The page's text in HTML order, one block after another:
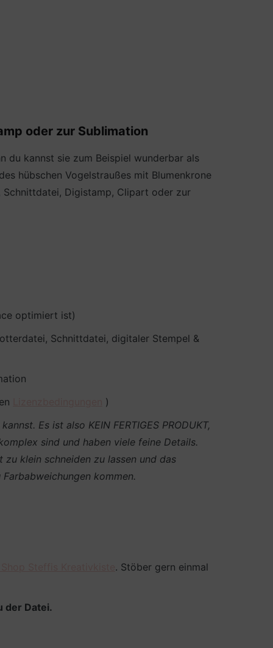
oder zur Sublimation
du kannst sie zum Beispiel wunderbar als
hübschen Vogelstraußes mit Blumenkrone
Schnittdatei, Digistamp, Clipart oder zur
optimiert ist)
Schnittdatei, digitaler Stempel &
)
Es ist also KEIN FERTIGES PRODUKT,
sind und haben viele feine Details.
klein schneiden zu lassen und das
kommen.
. Stöber gern einmal
der Datei.